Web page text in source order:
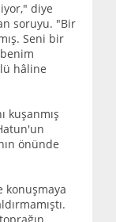
diye
soruyu. "Bir
Seni bir
hâline
kuşanmış
önünde
konuşmaya